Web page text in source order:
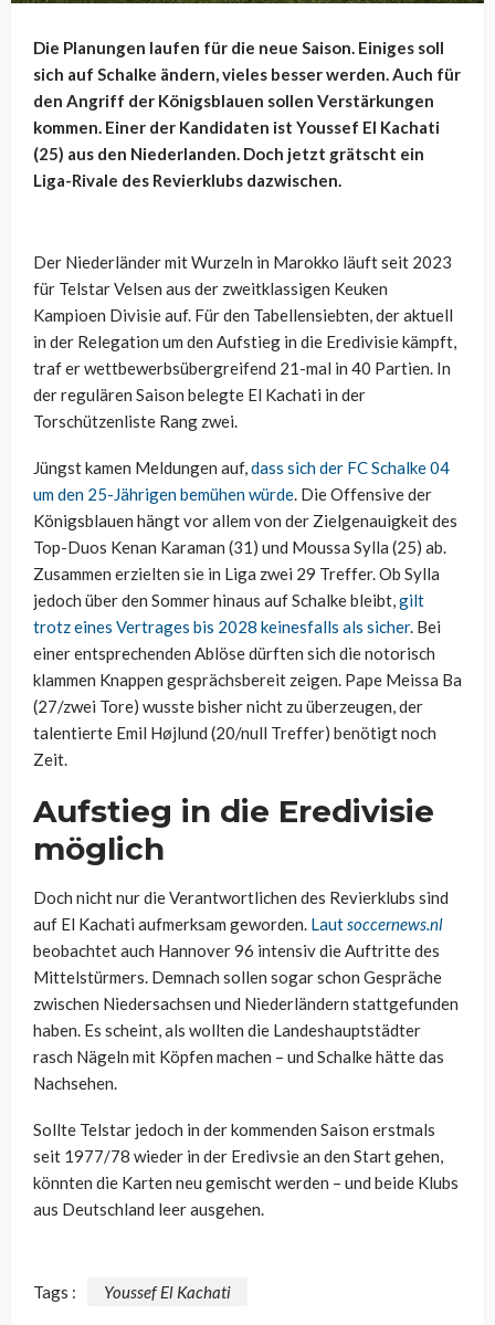
Die Planungen laufen für die neue Saison. Einiges soll
sich auf Schalke ändern, vieles besser werden. Auch für
den Angriff der Königsblauen sollen Verstärkungen
kommen. Einer der Kandidaten ist Youssef El Kachati
(25) aus den Niederlanden. Doch jetzt grätscht ein
Liga-Rivale des Revierklubs dazwischen.
Der Niederländer mit Wurzeln in Marokko läuft seit 2023
für Telstar Velsen aus der zweitklassigen Keuken
Kampioen Divisie auf. Für den Tabellensiebten, der aktuell
in der Relegation um den Aufstieg in die Eredivisie kämpft,
traf er wettbewerbsübergreifend 21-mal in 40 Partien. In
der regulären Saison belegte El Kachati in der
Torschützenliste Rang zwei.
Jüngst kamen Meldungen auf,dass sich der FC Schalke 04
um den 25-Jährigen bemühen würde. Die Offensive der
Königsblauen hängt vor allem von der Zielgenauigkeit des
Top-Duos Kenan Karaman (31) und Moussa Sylla (25) ab.
Zusammen erzielten sie in Liga zwei 29 Treffer. Ob Sylla
jedoch über den Sommer hinaus auf Schalke bleibt,gilt
trotz eines Vertrages bis 2028 keinesfalls als sicher. Bei
einer entsprechenden Ablöse dürften sich die notorisch
klammen Knappen gesprächsbereit zeigen. Pape Meissa Ba
(27/zwei Tore) wusste bisher nicht zu überzeugen, der
talentierte Emil Højlund (20/null Treffer) benötigt noch
Zeit.
Aufstieg in die Eredivisie
möglich
Doch nicht nur die Verantwortlichen des Revierklubs sind
auf El Kachati aufmerksam geworden. Lautsoccernews.nl
beobachtet auch Hannover 96 intensiv die Auftritte des
Mittelstürmers. Demnach sollen sogar schon Gespräche
zwischen Niedersachsen und Niederländern stattgefunden
haben. Es scheint, als wollten die Landeshauptstädter
rasch Nägeln mit Köpfen machen – und Schalke hätte das
Nachsehen.
Sollte Telstar jedoch in der kommenden Saison erstmals
seit 1977/78 wieder in der Eredivsie an den Start gehen,
könnten die Karten neu gemischt werden – und beide Klubs
aus Deutschland leer ausgehen.
Tags : Youssef El Kachati